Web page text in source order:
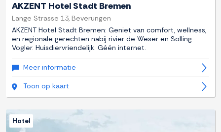
AKZENT Hotel Stadt Bremen
Lange Strasse 13, Beverungen
AKZENT Hotel Stadt Bremen: Geniet van comfort, wellness,
en regionale gerechten nabij rivier de Weser en Solling-
Vogler. Huisdiervriendelijk. Géén internet.
Meer informatie
Toon op kaart
Hotel